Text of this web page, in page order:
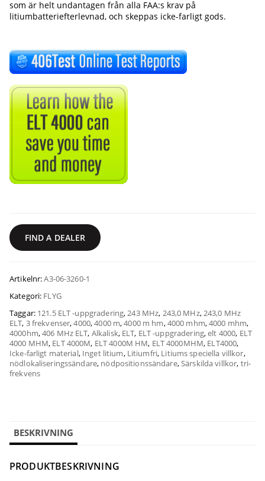
som är helt undantagen från alla FAA:s krav på
litiumbatteriefterlevnad, och skeppas icke-farligt gods.
FIND A DEALER
Artikelnr:A3-06-3260-1
Kategori: FLYG
Taggar: 121.5 ELT -uppgradering,243 MHz, 243,0 MHz,243,0 MHz
ELT, 3 frekvenser,4000,4000 m,4000 m hm,4000 mhm,4000 mhm,
4000hm,406 MHz ELT, Alkalisk, ELT, ELT -uppgradering,elt 4000, ELT
4000 MHM, ELT 4000M, ELT 4000M HM, ELT 4000MHM, ELT4000,
Icke-farligt material, Inget litium, Litiumfri, Litiums speciella villkor,
nödlokaliseringssändare, nödpositionssändare,Särskilda villkor, tri-
frekvens
BESKRIVNING
PRODUKTBESKRIVNING